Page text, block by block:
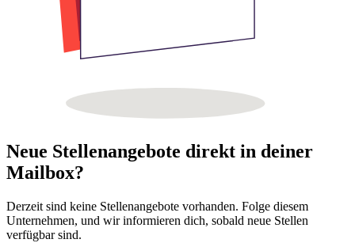
Neue Stellenangebote direkt in deiner
Mailbox?
Derzeit sind keine Stellenangebote vorhanden. Folge diesem
Unternehmen, und wir informieren dich, sobald neue Stellen
verfügbar sind.